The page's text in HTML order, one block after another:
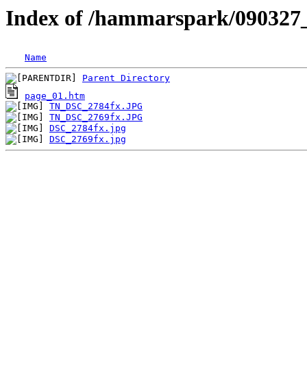
Index of /hammarspark/
Name
Parent Directory
page_01.htm
TN_DSC_2784fx.JPG
TN_DSC_2769fx.JPG
DSC_2784fx.jpg
DSC_2769fx.jpg